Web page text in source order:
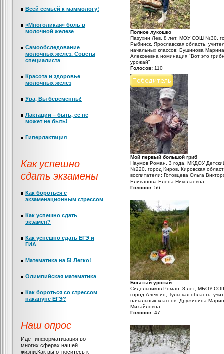
Полное лукошко
Пазухин Лев, 8 лет, МОУ СОШ №30,
Рыбинск, Ярославская область,
начальных классов: Бушинова Марина
Алексеевна номинация "Вот это
урожай"
Голосов: 110
Мой первый большой гриб
Наумов Роман, 3 года, МКДОУ
№220, город Киров, Кировская
воспитатели: Готовцева Ольга
Еливанова Елена Николаевна
Голосов: 56
Богатый урожай
Сидельников Роман, 8 лет, МБОУ
город Алексин, Тульская область,
начальных классов: Дружинина
Михайловна
Голосов: 47
Всей семьей к маммологу!
«Многоликая» боль в
молочной железе
Самообследование
молочных желез. Советы
специалиста
Красота и здоровье
молочных желез
Ура, Вы беременны!
Лактации – быть, её не
может не быть!
Гиперлактация
Как успешно
сдать экзамены
Как бороться с
экзаменационным стрессом
Как успешно сдать
экзамен?
Как успешно сдать ЕГЭ и
ГИА
Математика на 5! Легко!
Олимпийская математика
Как бороться со стрессом
накануне ЕГЭ?
Наш опрос
Идет информатизация во
многих сферах нашей
жизни.Как вы относитесь к